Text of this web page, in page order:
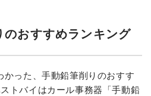
のおすすめランキング
った、手動鉛筆削りのおすす
トバイはカール事務器「手動鉛